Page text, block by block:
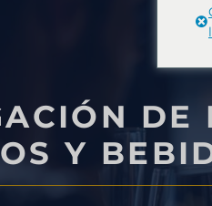
Investigación del
consumo
Investigación y
Y